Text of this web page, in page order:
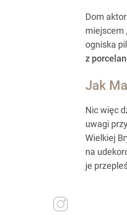
Dom
miejscem
ogniska
z
Jak
Nic więc
uwagi
Wielkiej
na
je